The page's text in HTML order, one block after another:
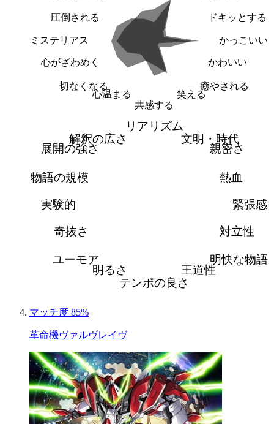
ドキッとする
かっこいい
かわいい
癒やされる
笑える
共感する
心温まる
切なくなる
心がざわめく
ミステリアス
圧倒される
リアリズム
文明・時代
親密さ
熱血
緊張感
対立性
明快な物語
王道性
テンポの良さ
明るさ
ユーモア
奇抜さ
実験的
物語の規模
展開の強さ
解釈の広さ
マッチ度 85%
革命機ヴァルヴレイヴ